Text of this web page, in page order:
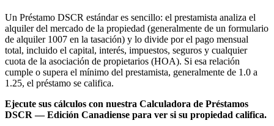
Un Préstamo DSCR estándar es sencillo: el prestamista analiza el
alquiler del mercado de la propiedad (generalmente de un formulario
de alquiler 1007 en la tasación) y lo divide por el pago mensual
total, incluido el capital, interés, impuestos, seguros y cualquier
cuota de la asociación de propietarios (HOA). Si esa relación
cumple o supera el mínimo del prestamista, generalmente de 1.0 a
1.25, el préstamo se califica.
Ejecute sus cálculos con nuestra Calculadora de Préstamos
DSCR — Edición Canadiense para ver si su propiedad califica.